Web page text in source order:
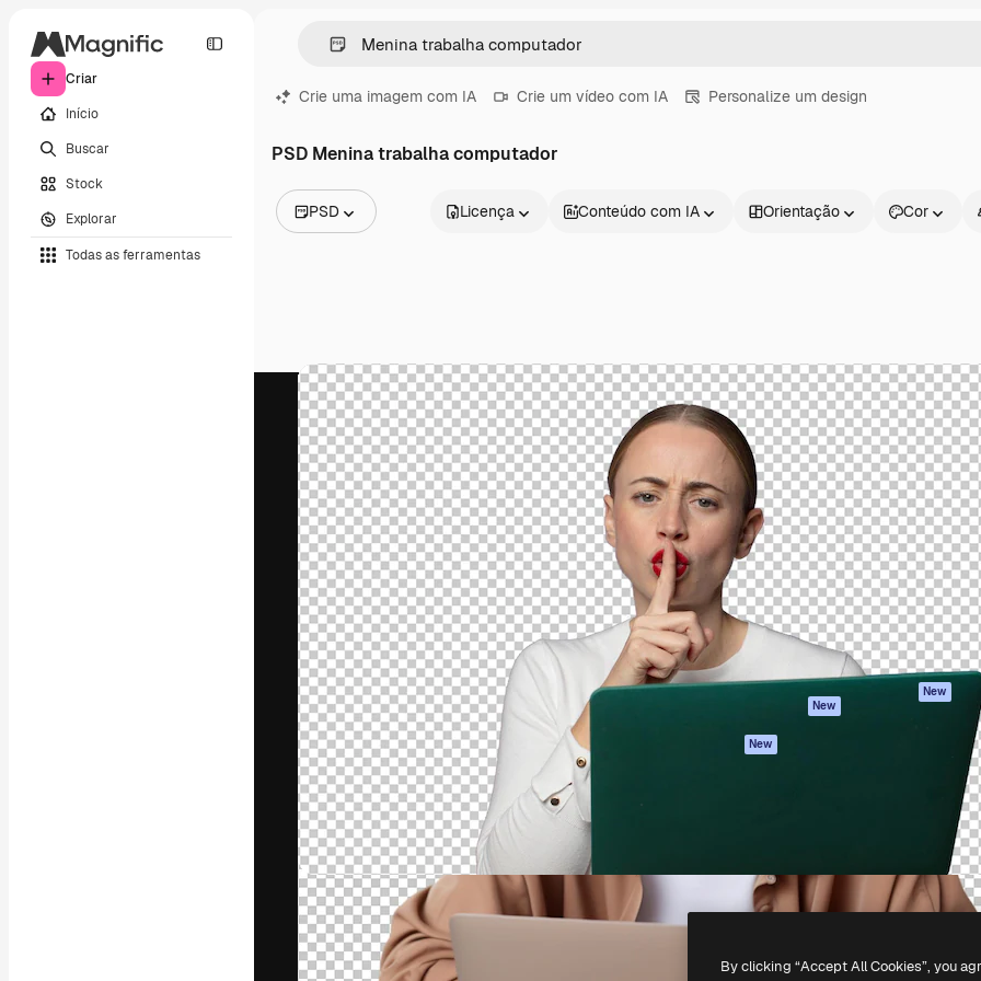
Criar
Início
Buscar
Stock
Explorar
Todas as ferramentas
Crie uma imagem com IA Crie um vídeo com IA Personalize um design
PSD Menina trabalha computador
PSD
Vídeos
Clipes de vídeo
Animações
Modelos de vídeos
Ícones
Modelos 3D
Fontes
Licença Conteúdo com IA Orientação Cor
A plataforma criativa para você direcionar
seu melhor trabalho. Mais de 1 milhão de
assinantes entre criativos, empresas,
agências e estúdios.
Português
Produtos
Spaces
Assistente de IA
Gerador de
imagens
Gerador de vídeos
Texto para voz
Conteúdo de stock
New
New
Começar
Academy
Documentação
Atendimento
Termos e
condições
Política de
privacidade
New
Política de
Copyright © 2010-2026Freepik Company S.L.U. Todos os direitos reservados.
By clicking “Accept All Cookies”, you